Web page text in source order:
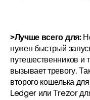
>Лучше всего для:
нужен быстрый
путешественников и
вызывает тревогу.
второго кошелька
Ledger или Trezor